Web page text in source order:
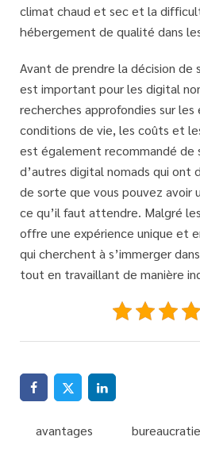
climat chaud et sec et la
hébergement de qualité dans
Avant de prendre la décision de
est important pour les digital
recherches approfondies sur les
conditions de vie, les coûts et
est également recommandé de
d’autres digital nomads qui ont
de sorte que vous pouvez avoir
ce qu’il faut attendre. Malgré
offre une expérience unique et
qui cherchent à s’immerger
tout en travaillant de manière
avantages bureaucratie